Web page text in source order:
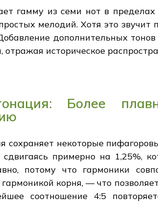
гамму из семи нот в
мелодий. Хотя это звучит
дополнительных
отражая историческое
Более
сохраняет некоторые
сдвигаясь примерно на 1,25%,
потому что гармоники
гармоникой корня, — что
соотношение 4:5